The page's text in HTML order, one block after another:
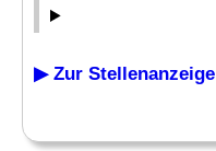
▶ Zur Stellenanzeige